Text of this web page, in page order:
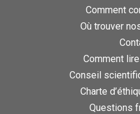
Comment
Où trouver
Comment
Conseil
Charte
Questions